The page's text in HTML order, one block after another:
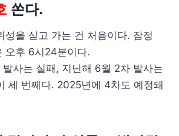
쏜다.
성을 싣고 가는 건 처음이다. 잠정
오후 6시24분이다.
발사는 실패, 지난해 6월 2차 발사는
세 번째다. 2025년에 4차도 예정돼